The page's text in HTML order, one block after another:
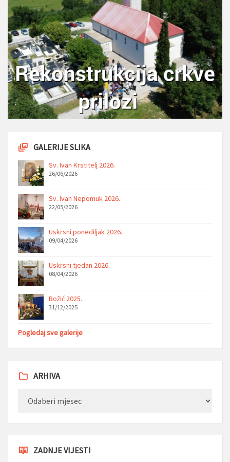
GALERIJE SLIKA
Sv. Ivan Krstitelj 2026.
26/06/2026
Sv. Ivan Nepomuk 2026.
22/05/2026
Uskrsni ponediljak 2026.
09/04/2026
Uskrsni tjedan 2026.
08/04/2026
Božić 2025.
31/12/2025
Pogledaj sve galerije
ARHIVA
ZADNJE VIJESTI